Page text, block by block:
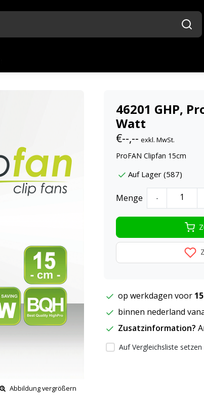
Abbildung vergrößern
46201 GHP,
Watt
€--,-- exkl. MwSt.
ProFAN Clipfan 15cm
Auf Lager (587)
Menge -
op werkdagen voor
binnen nederland
Zusatzinformation?
Auf Vergleichsliste setzen